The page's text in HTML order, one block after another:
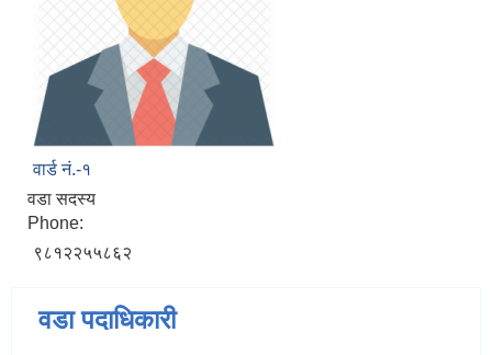
वार्ड नं.-१
वडा सदस्य
Phone:
९८१२२५५८६२
वडा पदाधिकारी